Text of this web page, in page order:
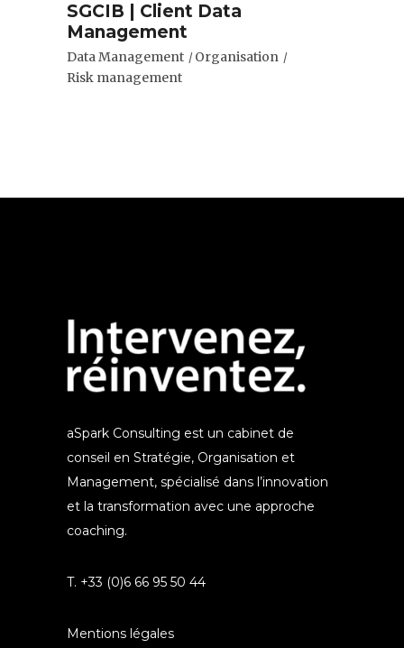
SGCIB | Client Data
Management
Data Management
Organisation
Risk management
aSpark Consulting est un cabinet de
conseil en Stratégie, Organisation et
Management, spécialisé dans l’innovation
et la transformation avec une approche
coaching.
T. +33 (0)6 66 95 50 44
Mentions légales